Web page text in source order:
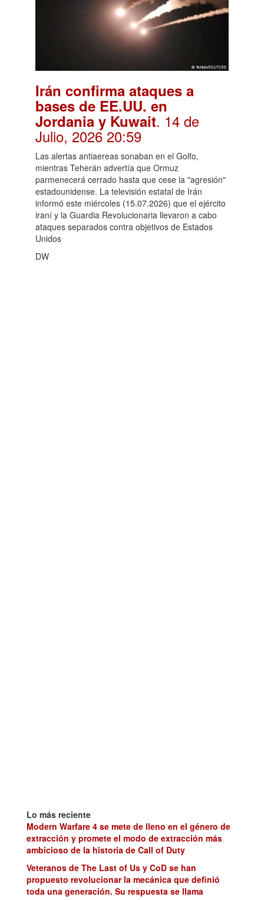
Irán confirma ataques a
bases de EE.UU. en
Jordania y Kuwait. 14 de
Julio, 2026 20:59
Las alertas antiaereas sonaban en el Golfo,
mientras Teherán advertía que Ormuz
parmenecerá cerrado hasta que cese la "agresión"
estadounidense. La televisión estatal de Irán
informó este miércoles (15.07.2026) que el ejército
iraní y la Guardia Revolucionaria llevaron a cabo
ataques separados contra objetivos de Estados
Unidos
DW
Lo más reciente
Modern Warfare 4 se mete de lleno en el género de
extracción y promete el modo de extracción más
ambicioso de la historia de Call of Duty
Veteranos de The Last of Us y CoD se han
propuesto revolucionar la mecánica que definió
toda una generación. Su respuesta se llama